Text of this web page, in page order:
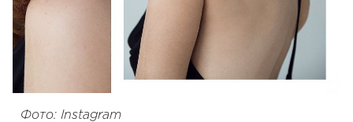
Фото: Instagram